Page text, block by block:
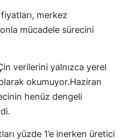
merkez
mücadele sürecini
verilerini yalnızca yerel
okumuyor.Haziran
henüz dengeli
yüzde 1’e inerken üretici